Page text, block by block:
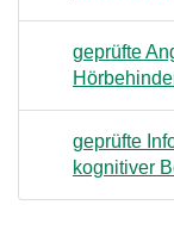
geprüfte
geprüfte
kognitiver